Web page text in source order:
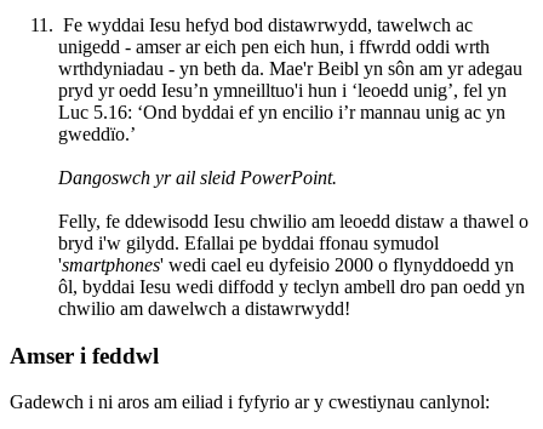
Fe wyddai Iesu hefyd bod distawrwydd, tawelwch ac
unigedd - amser ar eich pen eich hun, i ffwrdd oddi wrth
wrthdyniadau - yn beth da. Mae'r Beibl yn sôn am yr adegau
pryd yr oedd Iesu’n ymneilltuo'i hun i ‘leoedd unig’, fel yn
Luc 5.16: ‘Ond byddai ef yn encilio i’r mannau unig ac yn
gweddïo.’
Dangoswch yr ail sleid PowerPoint.
Felly, fe ddewisodd Iesu chwilio am leoedd distaw a thawel o
bryd i'w gilydd. Efallai pe byddai ffonau symudol
'smartphones' wedi cael eu dyfeisio 2000 o flynyddoedd yn
ôl, byddai Iesu wedi diffodd y teclyn ambell dro pan oedd yn
chwilio am dawelwch a distawrwydd!
Amser i feddwl
Gadewch i ni aros am eiliad i fyfyrio ar y cwestiynau canlynol: